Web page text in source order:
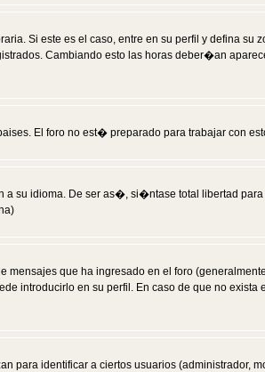
Si este es el caso, entre en su perfil y defina
Cambiando esto las horas deber�an
El foro no est� preparado para trabajar con
su idioma. De ser as�, si�ntase total libertad
que ha ingresado en el foro
introducirlo en su perfil. En caso de que no
identificar a ciertos usuarios (administrador,